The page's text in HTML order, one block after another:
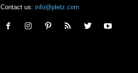
Contact us: info@pletz.com